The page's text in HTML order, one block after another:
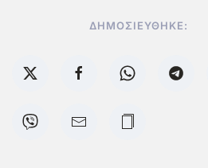
ΔΗΜΟΣΙΕΎΘΗΚΕ: